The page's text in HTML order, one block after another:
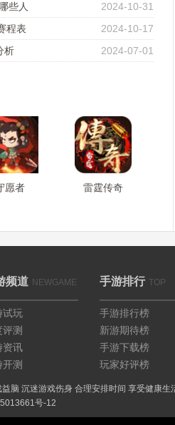
些人
2024-10-31
程表
2024-10-17
析 2024-07-01
愿者 雷霆传奇
频道 NEWGAME
试玩
测
资讯
开测
手游排行 TOP
手游排行榜
新游期待榜
手游下载榜
玩家好评榜
脑 沉迷游戏伤身 合理安排时间 享受健康
号-12